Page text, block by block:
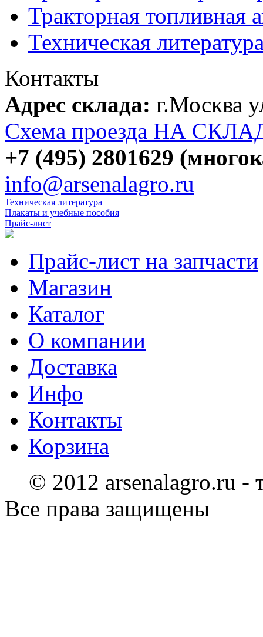
Тракторная топливная
Техническая
Контакты
Адрес склада: г.Москва
Схема проезда НА
+7 (495) 2801629
info@arsenalagro.ru
Техническая литература
Плакаты и учебные пособия
Прайс-лист
Прайс-лист на запчасти
Магазин
Каталог
О компании
Доставка
Инфо
Контакты
Корзина
© 2012 arsenalagro.ru -
Все права защищены